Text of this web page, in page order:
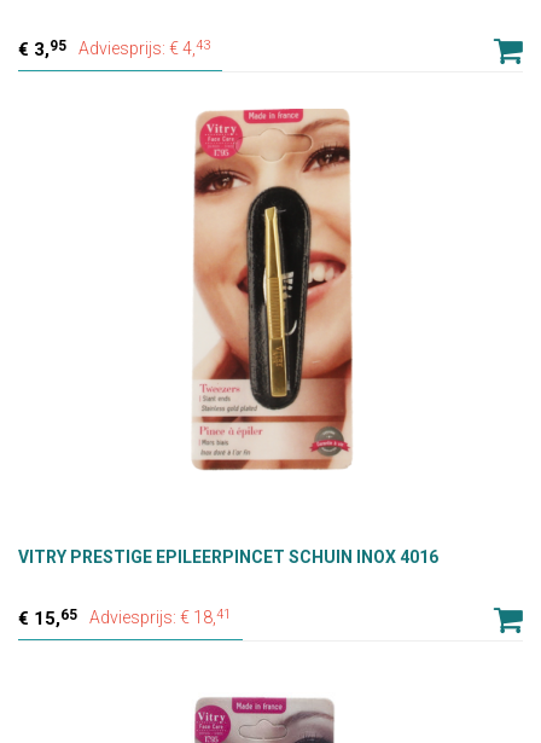
3,95 Adviesprijs: € 4, 43
VITRY PRESTIGE EPILEERPINCET SCHUIN INOX 4016
15,65 Adviesprijs: € 18, 41